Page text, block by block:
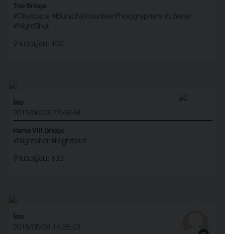
The Bridge
#Cityscape‬ #‎BuraphaVolunteerPhotographers‬ #‎Lifester‬
#‎NightShot‬
จำนวนผู้ชม: 106
โดย
2015/06/03 22:46:48
Rama VIII Bridge
#NightShot #‎NightShot‬
จำนวนผู้ชม: 133
โดย
2015/05/06 14:26:03